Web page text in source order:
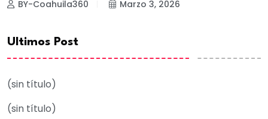
BY-Coahuila360 Marzo 3, 2026
Ultimos Post
(sin título)
(sin título)